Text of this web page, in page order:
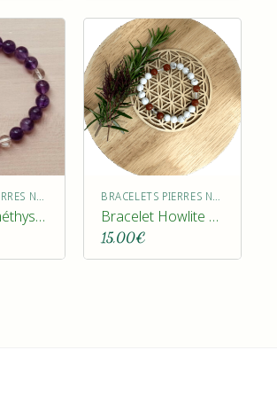
BRACELETS PIERRES NATURELLES
Bracelet Améthyste Cristal de roche
BRACELETS PIERRES NATURELLES
Bracelet Howlite drainage
15,00€